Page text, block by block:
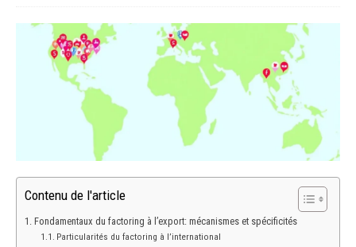
Contenu de l'article
Fondamentaux du factoring à l’export: mécanismes et spécificités
Particularités du factoring à l’international